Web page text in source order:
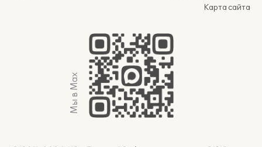
Карта сайта
Мы в Max